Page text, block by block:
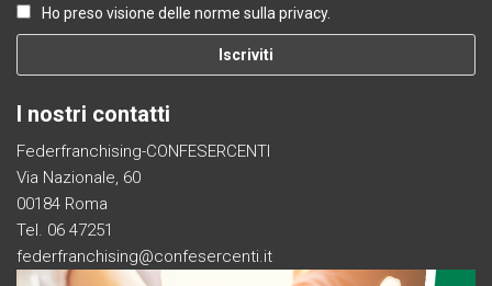
Ho preso visione delle norme sulla privacy.
I nostri contatti
Federfranchising-CONFESERCENTI
Via Nazionale, 60
00184 Roma
Tel. 06 47251
federfranchising@confesercenti.it